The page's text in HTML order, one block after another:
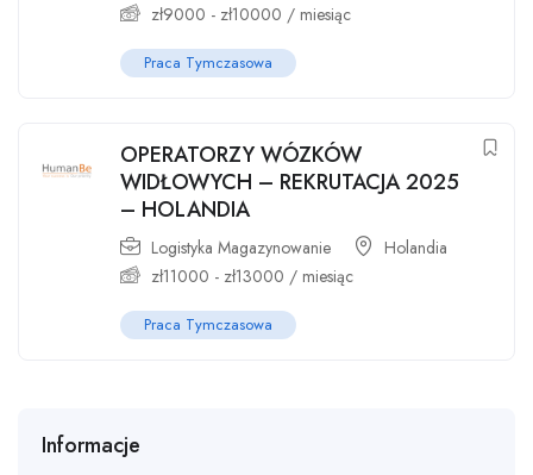
zł9000 - zł10000 / miesiąc
Praca Tymczasowa
OPERATORZY WÓZKÓW
WIDŁOWYCH – REKRUTACJA 2025
– HOLANDIA
Logistyka Magazynowanie
Holandia
zł11000 - zł13000 / miesiąc
Praca Tymczasowa
Informacje